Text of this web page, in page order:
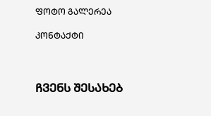
ფოტო გალერეა
კონტაქტი
ჩვენს შესახებ